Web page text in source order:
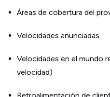
Áreas de cobertura del
Velocidades anunciadas
Velocidades en el mundo
velocidad)